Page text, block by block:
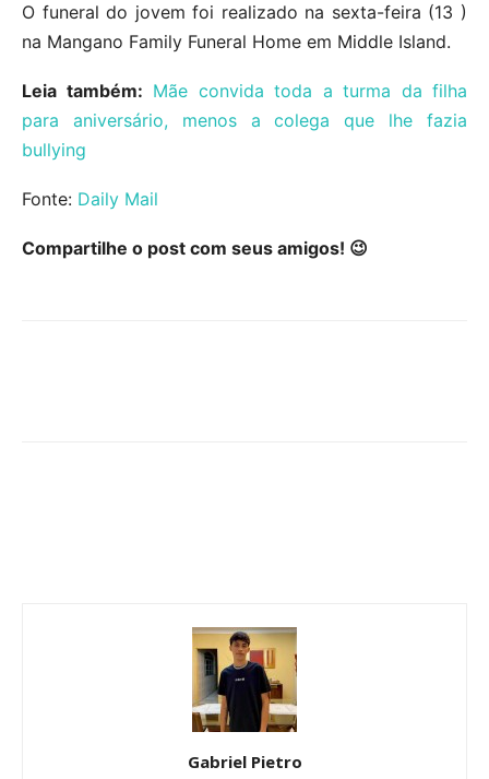
O funeral do jovem foi realizado na sexta-feira (13 )
na Mangano Family Funeral Home em Middle Island.
Leia também: Mãe convida toda a turma da filha
para aniversário, menos a colega que lhe fazia
bullying
Fonte: Daily Mail
Compartilhe o post com seus amigos! 😉
Gabriel Pietro